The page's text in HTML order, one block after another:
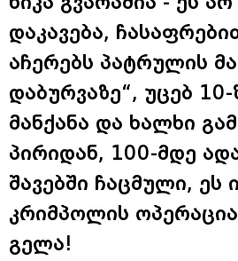
დაკავება,
აჩერებს პატრულის
დაბურვაზე“, უცებ 10-
მანქანა და ხალხი
პირიდან, 100-მდე
შავებში ჩაცმული, ეს
კრიმპოლის
გელა!